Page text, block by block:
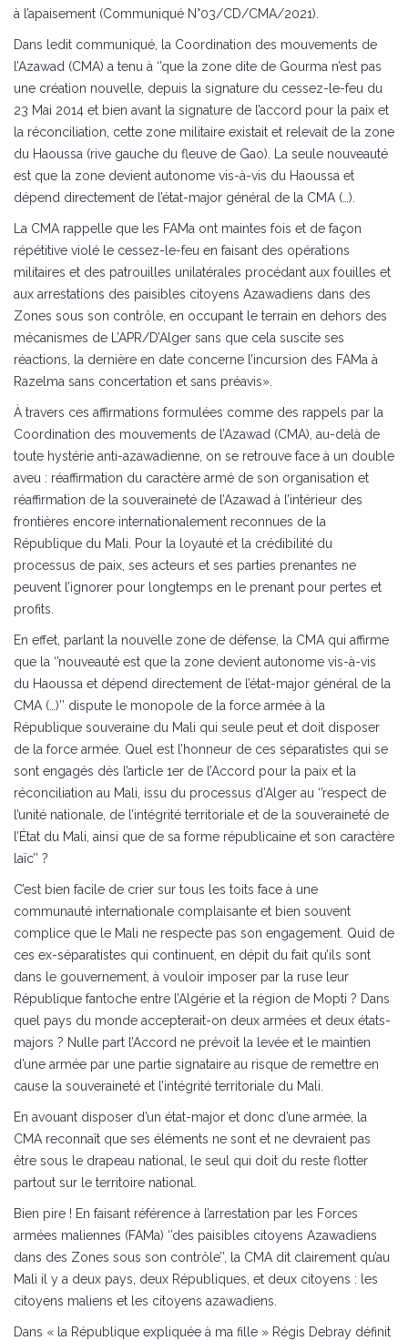
à l’apaisement (Communiqué N°03/CD/CMA/2021).
Dans ledit communiqué, la Coordination des mouvements de
l’Azawad (CMA) a tenu à ‘’que la zone dite de Gourma n’est pas
une création nouvelle, depuis la signature du cessez-le-feu du
23 Mai 2014 et bien avant la signature de l’accord pour la paix et
la réconciliation, cette zone militaire existait et relevait de la zone
du Haoussa (rive gauche du fleuve de Gao). La seule nouveauté
est que la zone devient autonome vis-à-vis du Haoussa et
dépend directement de l’état-major général de la CMA (…).
La CMA rappelle que les FAMa ont maintes fois et de façon
répétitive violé le cessez-le-feu en faisant des opérations
militaires et des patrouilles unilatérales procédant aux fouilles et
aux arrestations des paisibles citoyens Azawadiens dans des
Zones sous son contrôle, en occupant le terrain en dehors des
mécanismes de L’APR/D’Alger sans que cela suscite ses
réactions, la dernière en date concerne l’incursion des FAMa à
Razelma sans concertation et sans préavis».
À travers ces affirmations formulées comme des rappels par la
Coordination des mouvements de l’Azawad (CMA), au-delà de
toute hystérie anti-azawadienne, on se retrouve face à un double
aveu : réaffirmation du caractère armé de son organisation et
réaffirmation de la souveraineté de l’Azawad à l’intérieur des
frontières encore internationalement reconnues de la
République du Mali. Pour la loyauté et la crédibilité du
processus de paix, ses acteurs et ses parties prenantes ne
peuvent l’ignorer pour longtemps en le prenant pour pertes et
profits.
En effet, parlant la nouvelle zone de défense, la CMA qui affirme
que la ‘’nouveauté est que la zone devient autonome vis-à-vis
du Haoussa et dépend directement de l’état-major général de la
CMA (…)’’ dispute le monopole de la force armée à la
République souveraine du Mali qui seule peut et doit disposer
de la force armée. Quel est l’honneur de ces séparatistes qui se
sont engagés dès l’article 1er de l’Accord pour la paix et la
réconciliation au Mali, issu du processus d’Alger au ‘’respect de
l’unité nationale, de l’intégrité territoriale et de la souveraineté de
l’État du Mali, ainsi que de sa forme républicaine et son caractère
laïc’’ ?
C’est bien facile de crier sur tous les toits face à une
communauté internationale complaisante et bien souvent
complice que le Mali ne respecte pas son engagement. Quid de
ces ex-séparatistes qui continuent, en dépit du fait qu’ils sont
dans le gouvernement, à vouloir imposer par la ruse leur
République fantoche entre l’Algérie et la région de Mopti ? Dans
quel pays du monde accepterait-on deux armées et deux états-
majors ? Nulle part l’Accord ne prévoit la levée et le maintien
d’une armée par une partie signataire au risque de remettre en
cause la souveraineté et l’intégrité territoriale du Mali.
En avouant disposer d’un état-major et donc d’une armée, la
CMA reconnaît que ses éléments ne sont et ne devraient pas
être sous le drapeau national, le seul qui doit du reste flotter
partout sur le territoire national.
Bien pire ! En faisant référence à l’arrestation par les Forces
armées maliennes (FAMa) ‘’des paisibles citoyens Azawadiens
dans des Zones sous son contrôle’’, la CMA dit clairement qu’au
Mali il y a deux pays, deux Républiques, et deux citoyens : les
citoyens maliens et les citoyens azawadiens.
Dans « la République expliquée à ma fille » Régis Debray définit